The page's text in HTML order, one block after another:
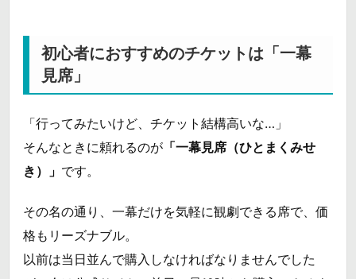
初心者におすすめのチケットは「一幕
見席」
「行ってみたいけど、チケット結構高いな…」
そんなときに頼れるのが 「一幕見席（ひとまくみせ
き）」 です。
その名の通り、一幕だけを気軽に観劇できる席で、価
格もリーズナブル。
以前は当日並んで購入しなければなりませんでした